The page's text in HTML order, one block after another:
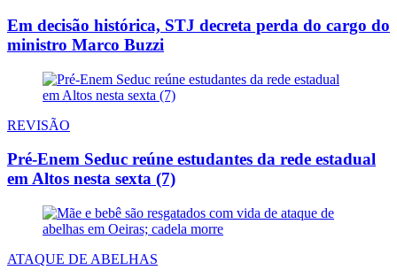
Em decisão histórica, STJ decreta perda do cargo do
ministro Marco Buzzi
REVISÃO
Pré-Enem Seduc reúne estudantes da rede estadual
em Altos nesta sexta (7)
ATAQUE DE ABELHAS